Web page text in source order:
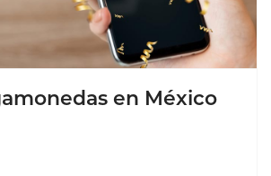
en México